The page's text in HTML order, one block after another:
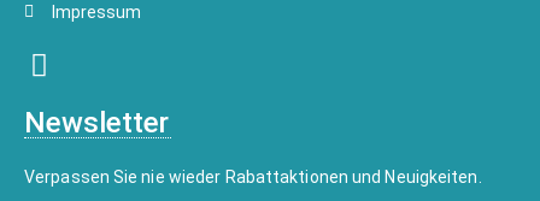
Impressum
Newsletter
Verpassen Sie nie wieder Rabattaktionen und Neuigkeiten.